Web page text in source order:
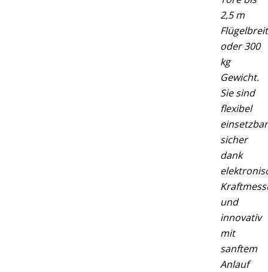
2,5 m
oder 300
kg
Gewicht.
Sie sind
flexibel
sicher
dank
und
innovativ
mit
sanftem
Anlauf